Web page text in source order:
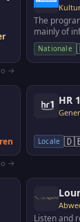
→
The
mainly of
politics,
Nationale
→
HR 1
Locale
Listen and